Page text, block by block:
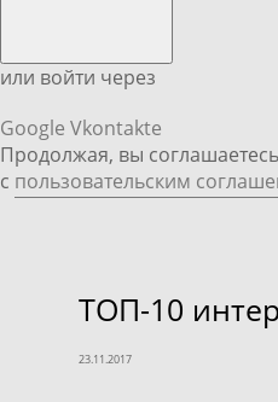
или войти через
Google Vkontakte
Продолжая, вы соглашаетесь
с пользовательским
ТОП-10
23.11.2017